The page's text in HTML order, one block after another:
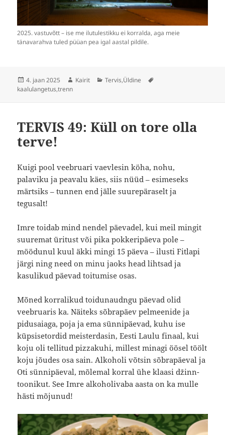
2025. vastuvõtt – ise me ilutulestikku ei korralda, aga meie
tänavarahva tuled püüan pea igal aastal pildile.
Postitatud
4. jaan 2025 Autor
Kairit Rubriigid
Tervis,Üldine
kaalulangetus,trenn
TERVIS 49: Küll on tore olla
terve!
Kuigi pool veebruari vaevlesin köha, nohu,
palaviku ja peavalu käes, siis nüüd – esimeseks
märtsiks – tunnen end jälle suurepäraselt ja
tegusalt!
Imre toidab mind nendel päevadel, kui meil mingit
suuremat üritust või pika pokkeripäeva pole –
möödunul kuul äkki mingi 15 päeva – ilusti Fitlapi
järgi ning need on minu jaoks head lihtsad ja
kasulikud päevad toitumise osas.
Mõned korralikud toidunaudngu päevad olid
veebruaris ka. Näiteks sõbrapäev pelmeenide ja
pidusaiaga, poja ja ema sünnipäevad, kuhu ise
küpsisetordid meisterdasin, Eesti Laulu finaal, kui
koju oli tellitud pizzakuhi, millest minagi öösel töölt
koju jõudes osa sain. Alkoholi võtsin sõbrapäeval ja
Oti sünnipäeval, mõlemal korral ühe klaasi džinn-
toonikut. See Imre alkoholivaba aasta on ka mulle
hästi mõjunud!